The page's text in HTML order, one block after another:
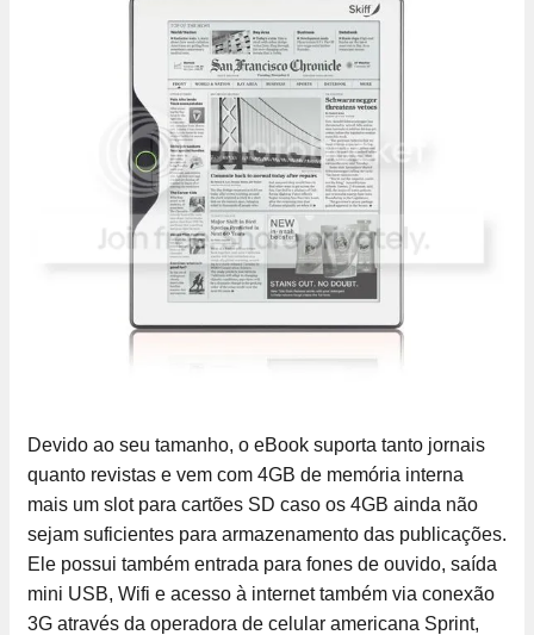
Devido ao seu tamanho, o eBook suporta tanto jornais
quanto revistas e vem com 4GB de memória interna
mais um slot para cartões SD caso os 4GB ainda não
sejam suficientes para armazenamento das publicações.
Ele possui também entrada para fones de ouvido, saída
mini USB, Wifi e acesso à internet também via conexão
3G através da operadora de celular americana Sprint,